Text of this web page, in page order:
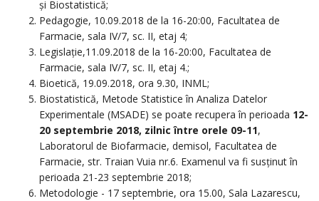
și Biostatistică;
Pedagogie, 10.09.2018 de la 16-20:00, Facultatea de
Farmacie, sala IV/7, sc. II, etaj 4;
Legislație,11.09.2018 de la 16-20:00, Facultatea de
Farmacie, sala IV/7, sc. II, etaj 4.;
Bioetică, 19.09.2018, ora 9.30, INML;
Biostatistică, Metode Statistice în Analiza Datelor
Experimentale (MSADE) se poate recupera în perioada 12-
20 septembrie 2018, zilnic între orele 09-11,
Laboratorul de Biofarmacie, demisol, Facultatea de
Farmacie, str. Traian Vuia nr.6. Examenul va fi susținut în
perioada 21-23 septembrie 2018;
Metodologie - 17 septembrie, ora 15.00, Sala Lazarescu,